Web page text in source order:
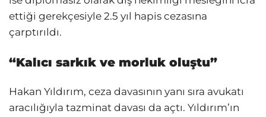
ettiği gerekçesiyle 2.5 yıl hapis cezasına
çarptırıldı.
“Kalıcı sarkık ve morluk oluştu”
Hakan Yıldırım, ceza davasının yanı sıra avukatı
aracılığıyla tazminat davası da açtı. Yıldırım’ın